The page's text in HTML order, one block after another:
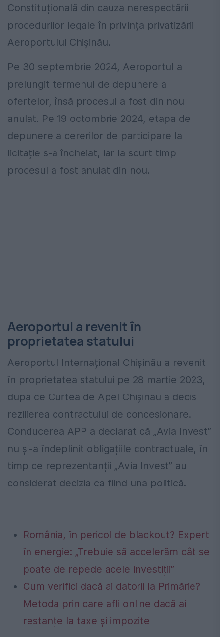
Constituțională din cauza nerespectării
procedurilor legale în privința privatizării
Aeroportului Chișinău.
Pe 30 septembrie 2024, Aeroportul a
prelungit termenul de depunere a
ofertelor, însă procesul a fost din nou
anulat. Pe 19 octombrie 2024, etapa de
depunere a cererilor de participare la
licitație s-a încheiat, iar la scurt timp
procesul a fost anulat din nou.
Aeroportul a revenit în
proprietatea statului
Aeroportul Internațional Chișinău a revenit
în proprietatea statului pe 28 martie 2023,
după ce Curtea de Apel Chișinău a decis
rezilierea contractului de concesionare.
Conducerea APP a declarat că „Avia Invest”
nu și-a îndeplinit obligațiile contractuale, în
timp ce reprezentanții „Avia Invest” au
considerat decizia ca fiind una politică.
România, în pericol de blackout? Expert
în energie: „Trebuie să accelerăm cât se
poate de repede acele investiții”
Cum verifici dacă ai datorii la Primărie?
Metoda prin care afli online dacă ai
restanțe la taxe și impozite